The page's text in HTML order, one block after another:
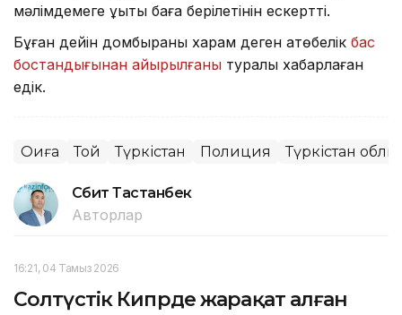
мәлімдемеге құқықтық баға берілетінін ескертті.
Бұған дейін домбыраны харам деген ақтөбелік бас
бостандығынан айырылғаны туралы хабарлаған
едік.
Оқиға Той Түркістан Полиция Түркістан
Сәбит Тастанбек
Авторлар
16:21, 04 Тамыз 2026
Солтүстік Кипрде жарақат алған